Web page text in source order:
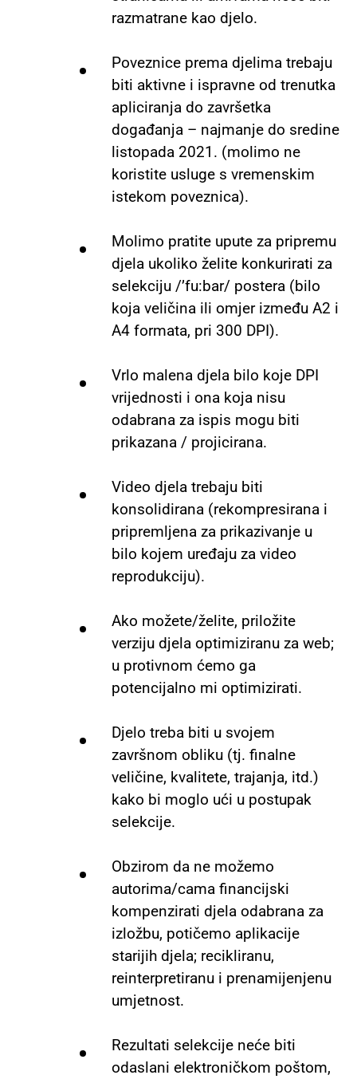
razmatrane kao djelo.
Poveznice prema djelima trebaju
biti aktivne i ispravne od trenutka
apliciranja do završetka
događanja – najmanje do sredine
listopada 2021. (molimo ne
koristite usluge s vremenskim
istekom poveznica).
Molimo pratite upute za pripremu
djela ukoliko želite konkurirati za
selekciju /’fu:bar/ postera (bilo
koja veličina ili omjer između A2 i
A4 formata, pri 300 DPI).
Vrlo malena djela bilo koje DPI
vrijednosti i ona koja nisu
odabrana za ispis mogu biti
prikazana / projicirana.
Video djela trebaju biti
konsolidirana (rekompresirana i
pripremljena za prikazivanje u
bilo kojem uređaju za video
reprodukciju).
Ako možete/želite, priložite
verziju djela optimiziranu za web;
u protivnom ćemo ga
potencijalno mi optimizirati.
Djelo treba biti u svojem
završnom obliku (tj. finalne
veličine, kvalitete, trajanja, itd.)
kako bi moglo ući u postupak
selekcije.
Obzirom da ne možemo
autorima/cama financijski
kompenzirati djela odabrana za
izložbu, potičemo aplikacije
starijih djela; recikliranu,
reinterpretiranu i prenamijenjenu
umjetnost.
Rezultati selekcije neće biti
odaslani elektroničkom poštom,